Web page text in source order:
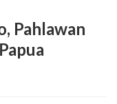
Pahlawan